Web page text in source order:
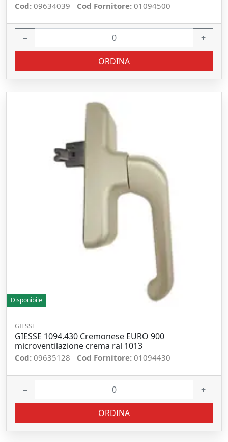
Cod: 09634039 Cod Fornitore: 01094500
− +
ORDINA
Disponibile
GIESSE
GIESSE 1094.430 Cremonese EURO 900
microventilazione crema ral 1013
Cod: 09635128 Cod Fornitore: 01094430
− +
ORDINA